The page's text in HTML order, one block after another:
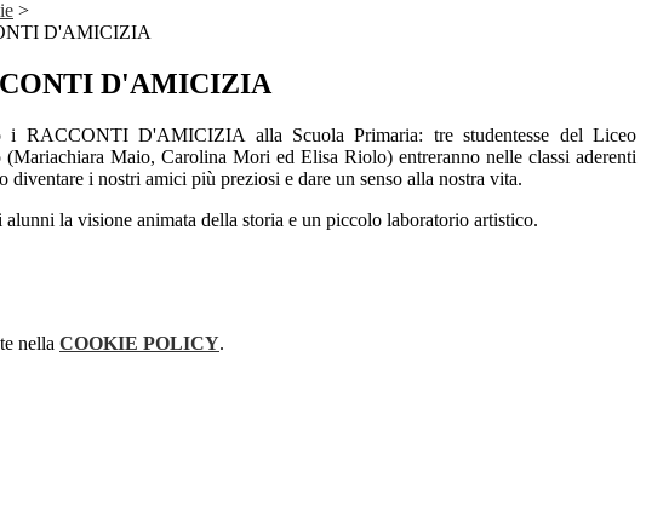
>
D'AMICIZIA
D'AMICIZIA
i RACCONTI D'AMICIZIA alla Scuola Primaria: tre studentesse del Liceo
(Mariachiara Maio, Carolina Mori ed Elisa Riolo) entreranno nelle classi aderenti
i nostri amici più preziosi e dare un senso alla nostra vita.
la visione animata della storia e un piccolo laboratorio artistico.
nella COOKIE POLICY.